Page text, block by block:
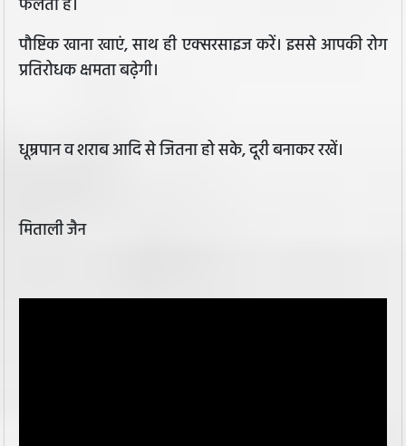
फैलती है।
पौष्टिक खाना खाएं, साथ ही एक्सरसाइज करें। इससे आपकी रोग
प्रतिरोधक क्षमता बढ़़ेगी।
धूम्रपान व शराब आदि से जितना हो सके, दूरी बनाकर रखें।
मिताली जैन